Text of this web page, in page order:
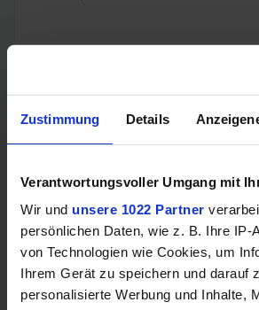
Zustimmung Details
Verantwortungsvoller Umgang mit
Wir und unsere 1022 Partner
persönlichen Daten, wie z. B. Ihre IP-
von Technologien wie Cookies, um
Ihrem Gerät zu speichern und darauf
personalisierte Werbung und Inhalte,
Videoanschlüsse
HDMI
DisplayPort